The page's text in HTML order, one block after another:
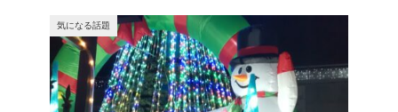
気になる話題